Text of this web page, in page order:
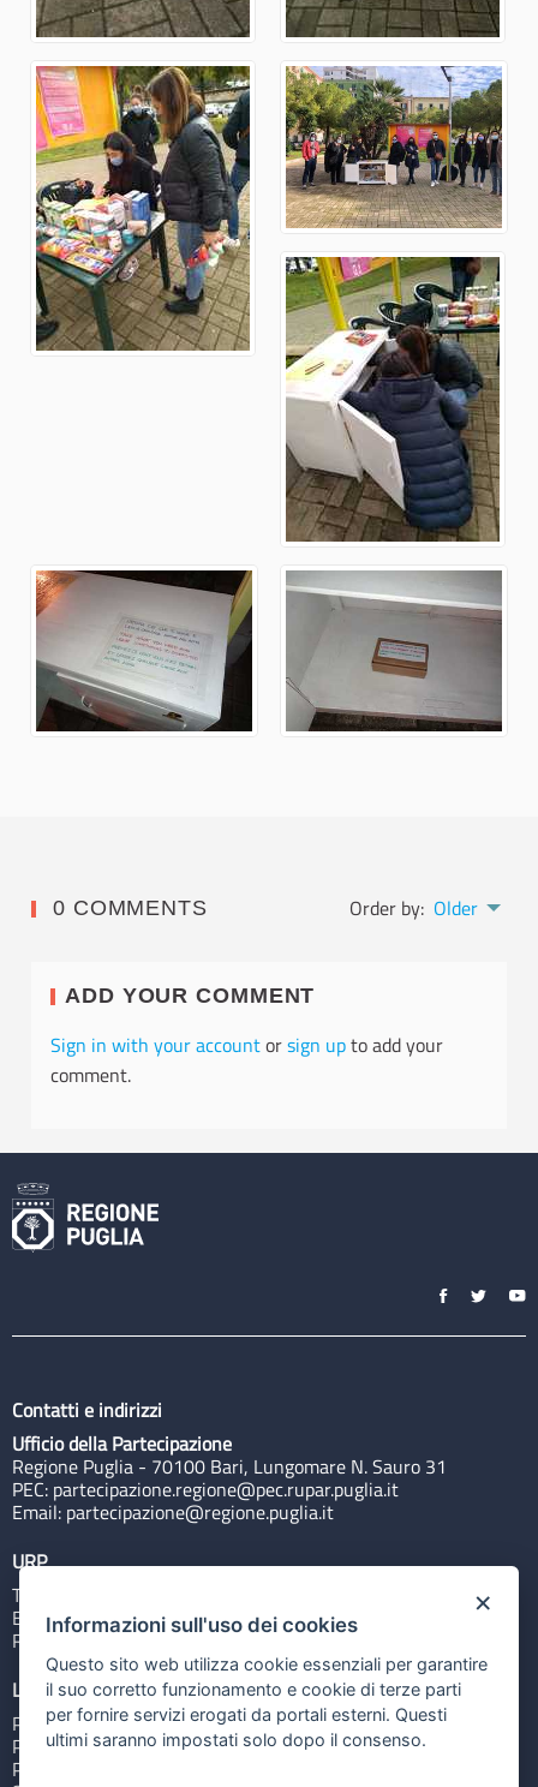
0 COMMENTS Order by: Older
ADD YOUR COMMENT
Sign in with your accountorsign upto add your
comment.
Contatti e indirizzi
Ufficio della Partecipazione
Regione Puglia - 70100 Bari, Lungomare N. Sauro 31
PEC: partecipazione.regione@pec.rupar.puglia.it
Email: partecipazione@regione.puglia.it
URP
Tel: 800713939
Email:quiregione@regione.puglia.it
Rubrica
Link utili
Portale Istituzionale
PO FESR Puglia 2014-2020
PSR Puglia 2014-2020
×
Informazioni sull'uso dei cookies
Questo sito web utilizza cookie essenziali per garantire
il suo corretto funzionamento e cookie di terze parti
per fornire servizi erogati da portali esterni. Questi
ultimi saranno impostati solo dopo il consenso.